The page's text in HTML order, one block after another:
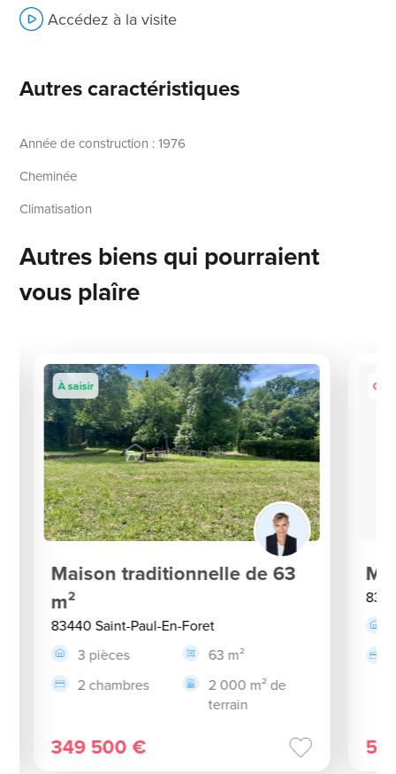
Accédez à la visite
Autres caractéristiques
Année de construction : 1976
Cheminée
Climatisation
Autres biens qui pourraient
vous plaîre
À saisir
Maison traditionnelle de 63
m²
83440 Saint-Paul-En-Foret
3 pièces
63 m²
2 chambres
2 000 m² de
terrain
349 500 €